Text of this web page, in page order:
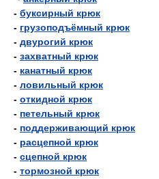
- буксирный крюк
- грузоподъёмный крюк
- двурогий крюк
- захватный крюк
- канатный крюк
- ловильный крюк
- откидной крюк
- петельный крюк
- поддерживающий крюк
- расцепной крюк
- сцепной крюк
- тормозной крюк